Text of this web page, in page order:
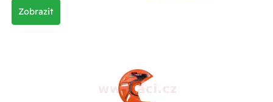
Zobrazit